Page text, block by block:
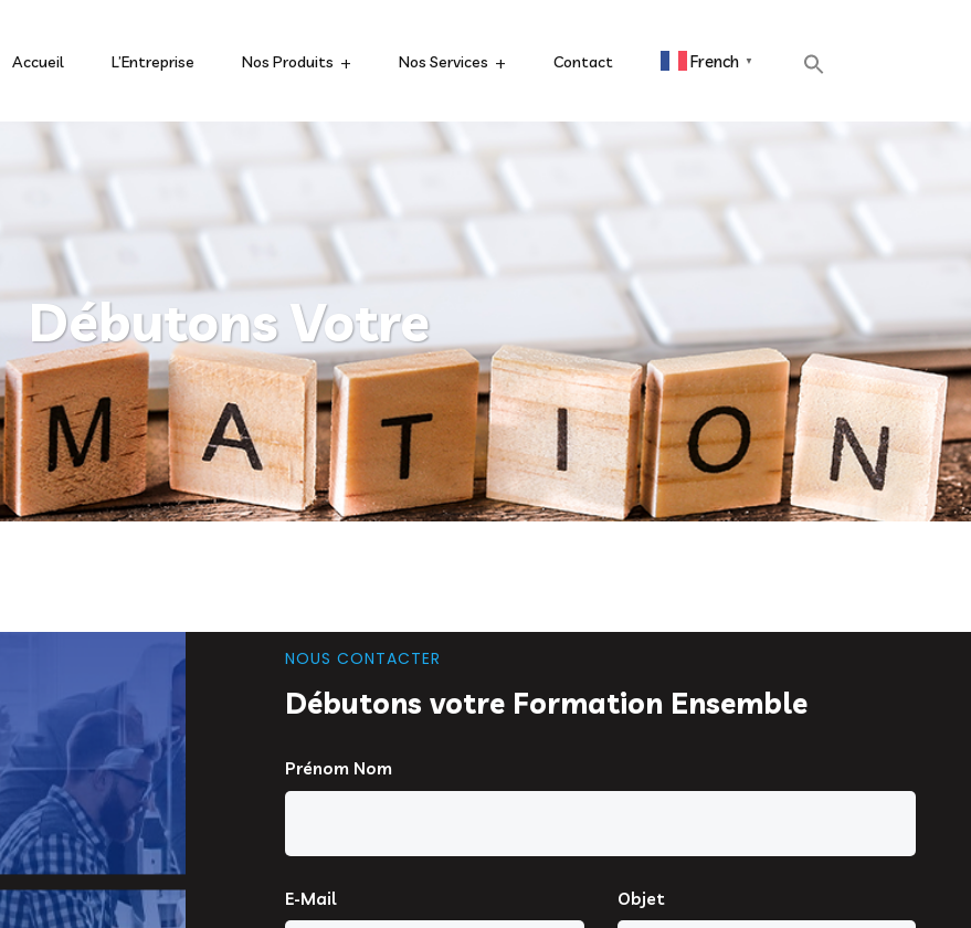
Accueil L’Entreprise Nos Produits Nos Services Contact French ▼
Débutons Votre
NOUS CONTACTER
Débutons votre Formation Ensemble
Prénom Nom
E-Mail Objet